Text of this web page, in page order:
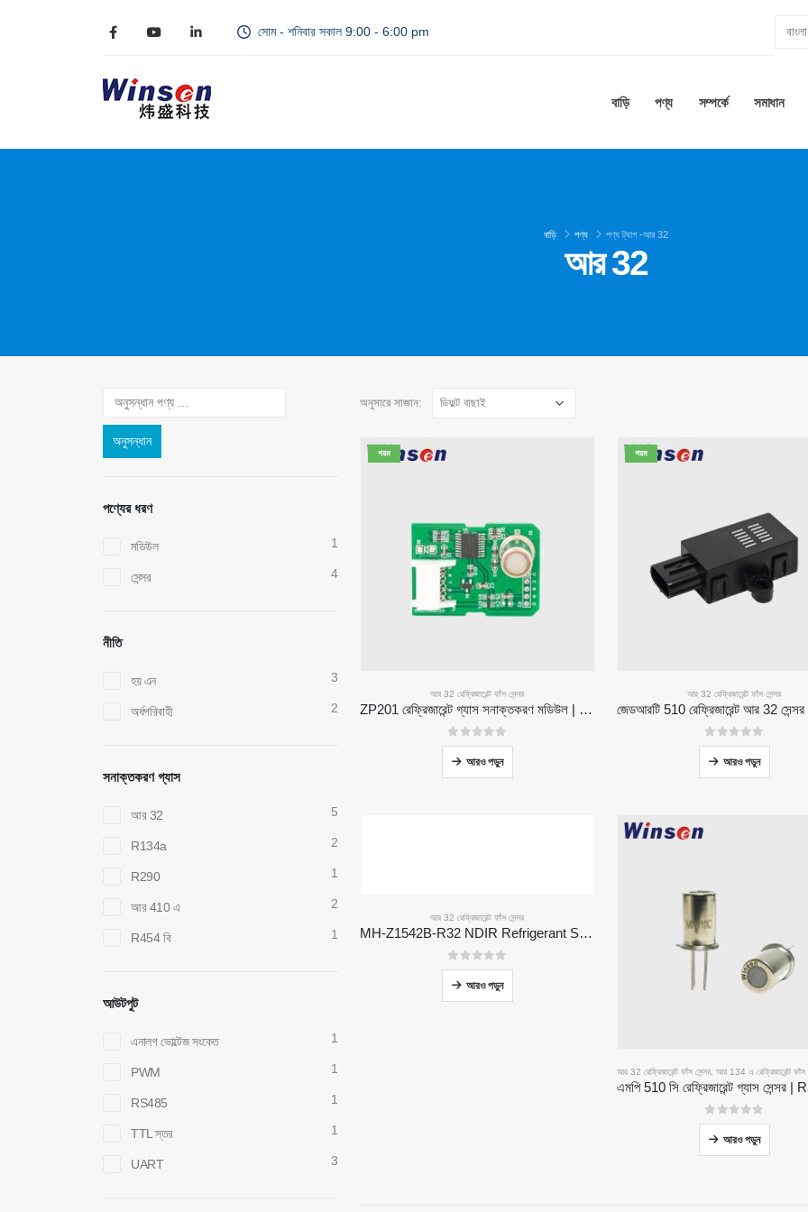
সোম - শনিবার সকাল 9:00 - 6:00 pm
বাড়ি পণ্য সম্পর্কে সমাধান
বাড়ি পণ্য পণ্য ট্যাগ -আর 32
আর 32
অনুসারে সাজান:
গরম
আর 32 রেফ্রিজারেন্ট ফাঁস সেন্সর
ZP201 রেফ্রিজারেন্ট গ্যাস সনাক্তকরণ মডিউল | উচ্চ সংবেদনশীলতা আর 32 ফাঁস সেন্সর
05 এর মধ্যে
আরও পড়ুন
গরম
আর 32 রেফ্রিজারেন্ট ফাঁস সেন্সর
05 এর মধ্যে
আরও পড়ুন
আর 32 রেফ্রিজারেন্ট ফাঁস সেন্সর
MH-Z1542B-R32 NDIR Refrigerant Sensor | High Sensitivity | Long Lifespan | HVAC & Industrial Safety
05 এর মধ্যে
আরও পড়ুন
আর 32 রেফ্রিজারেন্ট ফাঁস সেন্সর, আর 134 এ রেফ্রিজারেন্ট ফাঁস
05 এর মধ্যে
আরও পড়ুন
অনুসন্ধান
পণ্যের ধরণ
মডিউল 1
সেন্সর 4
নীতি
হয় এন 3
অর্ধপরিবাহী 2
সনাক্তকরণ গ্যাস
আর 32 5
R134a 2
R290 1
আর 410 এ 2
R454 বি 1
আউটপুট
এনালগ ভোল্টেজ সংকেত 1
PWM 1
RS485 1
TTL স্তর 1
UART 3